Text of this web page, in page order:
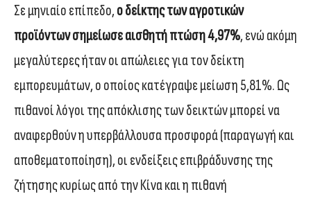
Σε μηνιαίο επίπεδο, ο δείκτης των αγροτικών
προϊόντων σημείωσε αισθητή πτώση 4,97%, ενώ ακόμη
μεγαλύτερες ήταν οι απώλειες για τον δείκτη
εμπορευμάτων, ο οποίος κατέγραψε μείωση 5,81%. Ως
πιθανοί λόγοι της απόκλισης των δεικτών μπορεί να
αναφερθούν η υπερβάλλουσα προσφορά (παραγωγή και
αποθεματοποίηση), οι ενδείξεις επιβράδυνσης της
ζήτησης κυρίως από την Κίνα και η πιθανή